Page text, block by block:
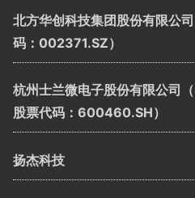
北方华创科技集团股份有限公
码：002371.SZ）
杭州士兰微电子股份有限公司
股票代码：600460.SH）
扬杰科技